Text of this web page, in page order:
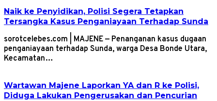
Naik ke Penyidikan, Polisi Segera Tetapkan
Tersangka Kasus Penganiayaan Terhadap Sunda
sorotcelebes.com | MAJENE — Penanganan kasus dugaan
penganiayaan terhadap Sunda, warga Desa Bonde Utara,
Kecamatan…
Wartawan Majene Laporkan YA dan R ke Polisi,
Diduga Lakukan Pengerusakan dan Pencurian